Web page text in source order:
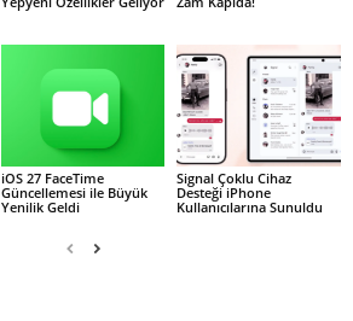
iOS 27 FaceTime
Güncellemesi ile Büyük
Yenilik Geldi
Signal Çoklu Cihaz
Desteği iPhone
Kullanıcılarına Sunuldu